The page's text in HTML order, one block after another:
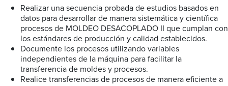
Realizar una secuencia probada de estudios basados en
datos para desarrollar de manera sistemática y científica
procesos de MOLDEO DESACOPLADO II que cumplan con
los estándares de producción y calidad establecidos.
Documente los procesos utilizando variables
independientes de la máquina para facilitar la
transferencia de moldes y procesos.
Realice transferencias de procesos de manera eficiente a